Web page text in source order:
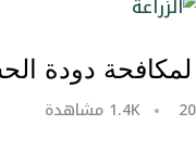
دودة
1.4K مشاهدة